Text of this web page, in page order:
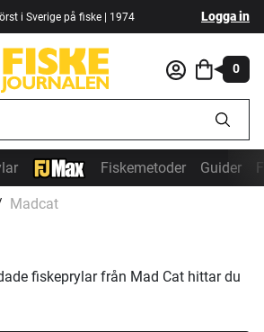
i Sverige på fiske | 1974 Logga in
0
Fiskemetoder Guider
Madcat
fiskeprylar från Mad Cat hittar du